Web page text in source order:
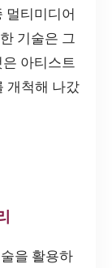
멀티미디어
기술은 그
아티스트
개척해 나갔
을 활용하